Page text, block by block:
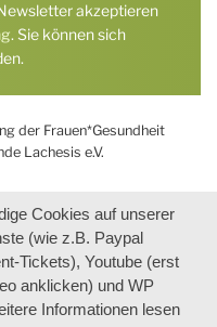
akzeptieren
. Sie können sich
der Frauen*Gesundheit
Lachesis e.V.
Cookies auf unserer
(wie z.B. Paypal
Tickets), Youtube (erst
anklicken) und WP
Informationen lesen